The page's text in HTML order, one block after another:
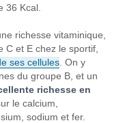
36 Kcal.
richesse vitaminique,
C et E chez le sportif,
ses cellules . On y
du groupe B, et un
richesse en
le calcium,
sodium et fer.